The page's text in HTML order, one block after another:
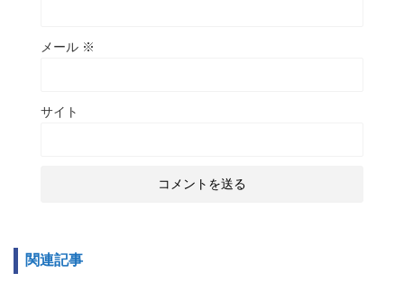
メール ※
サイト
関連記事